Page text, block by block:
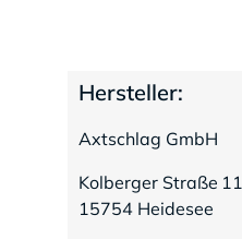
Hersteller:
Axtschlag GmbH
Kolberger Straße 11
15754 Heidesee